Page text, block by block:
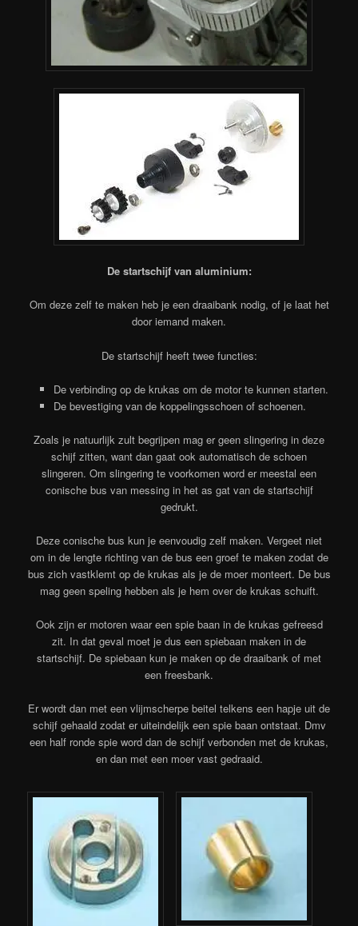
De startschijf van aluminium:
Om deze zelf te maken heb je een draaibank nodig, of je laat het
door iemand maken.
De startschijf heeft twee functies:
De verbinding op de krukas om de motor te kunnen starten.
De bevestiging van de koppelingsschoen of schoenen.
Zoals je natuurlijk zult begrijpen mag er geen slingering in deze
schijf zitten, want dan gaat ook automatisch de schoen
slingeren. Om slingering te voorkomen word er meestal een
conische bus van messing in het as gat van de startschijf
gedrukt.
Deze conische bus kun je eenvoudig zelf maken. Vergeet niet
om in de lengte richting van de bus een groef te maken zodat de
bus zich vastklemt op de krukas als je de moer monteert. De bus
mag geen speling hebben als je hem over de krukas schuift.
Ook zijn er motoren waar een spie baan in de krukas gefreesd
zit. In dat geval moet je dus een spiebaan maken in de
startschijf. De spiebaan kun je maken op de draaibank of met
een freesbank.
Er wordt dan met een vlijmscherpe beitel telkens een hapje uit de
schijf gehaald zodat er uiteindelijk een spie baan ontstaat. Dmv
een half ronde spie word dan de schijf verbonden met de krukas,
en dan met een moer vast gedraaid.